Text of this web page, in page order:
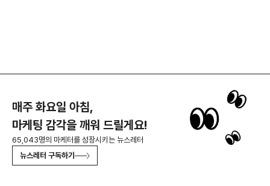
매주 화요일 아침,
마케팅 감각을 깨워 드릴게요!
65,043명의 마케터를 성장시키는 뉴스레터
뉴스레터 구독하기